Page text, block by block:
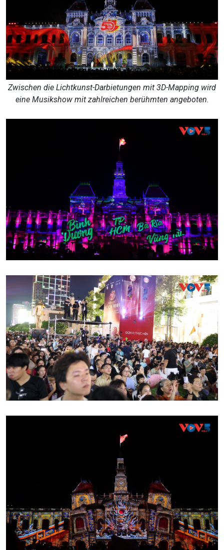
Zwischen die Lichtkunst-Darbietungen mit 3D-Mapping wird
eine Musikshow mit zahlreichen berühmten angeboten.